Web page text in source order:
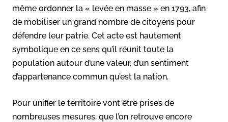
même ordonner la « levée en masse » en 1793, afin
de mobiliser un grand nombre de citoyens pour
défendre leur patrie. Cet acte est hautement
symbolique en ce sens qu’il réunit toute la
population autour d’une valeur, d’un sentiment
d’appartenance commun qu’est la nation.
Pour unifier le territoire vont être prises de
nombreuses mesures, que l’on retrouve encore